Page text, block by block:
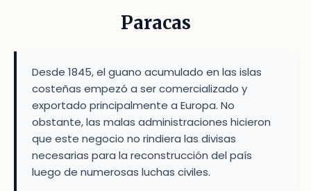
Paracas
Desde 1845, el guano acumulado en las islas
costeñas empezó a ser comercializado y
exportado principalmente a Europa. No
obstante, las malas administraciones hicieron
que este negocio no rindiera las divisas
necesarias para la reconstrucción del país
luego de numerosas luchas civiles.